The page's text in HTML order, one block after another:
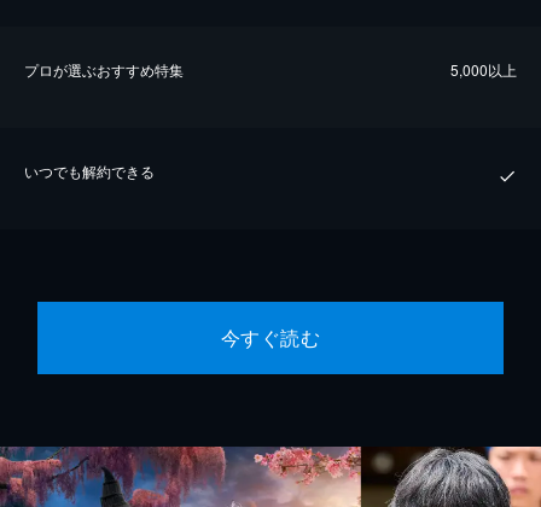
プロが選ぶおすすめ特集 5,000以上
いつでも解約できる
今すぐ読む